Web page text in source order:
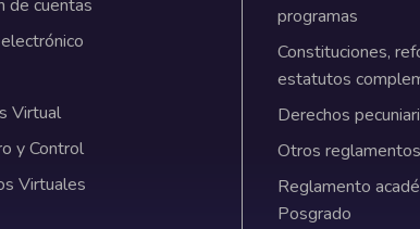
de cuentas
Virtual
y Control
Virtuales
programas
Constituciones,
estatutos
Derechos
Otros reglamentos
Reglamento
Posgrado